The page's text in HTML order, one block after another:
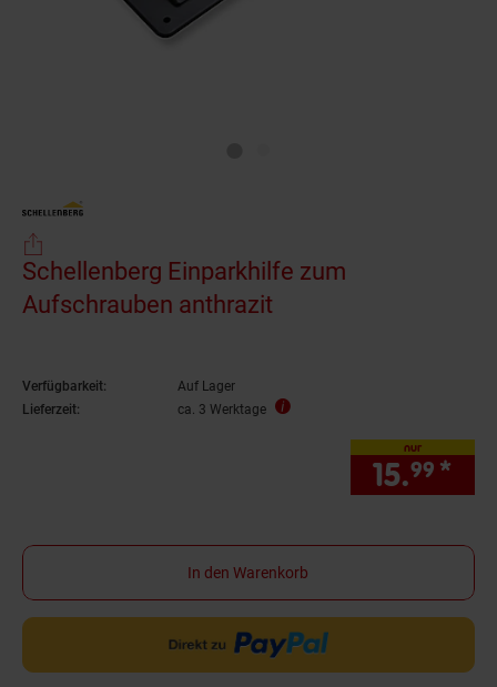
Schellenberg Einparkhilfe zum
Aufschrauben anthrazit
Verfügbarkeit:
Auf Lager
Lieferzeit:
ca. 3 Werktage
nur
15.99 *
In den Warenkorb